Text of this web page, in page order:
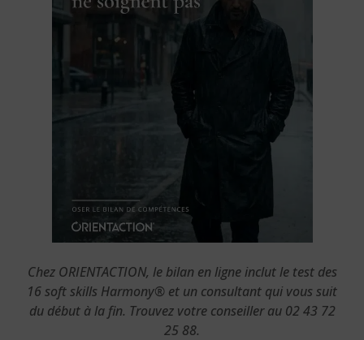
Chez ORIENTACTION, le bilan en ligne inclut le test des
16 soft skills Harmony® et un consultant qui vous suit
du début à la fin. Trouvez votre conseiller au 02 43 72
25 88.